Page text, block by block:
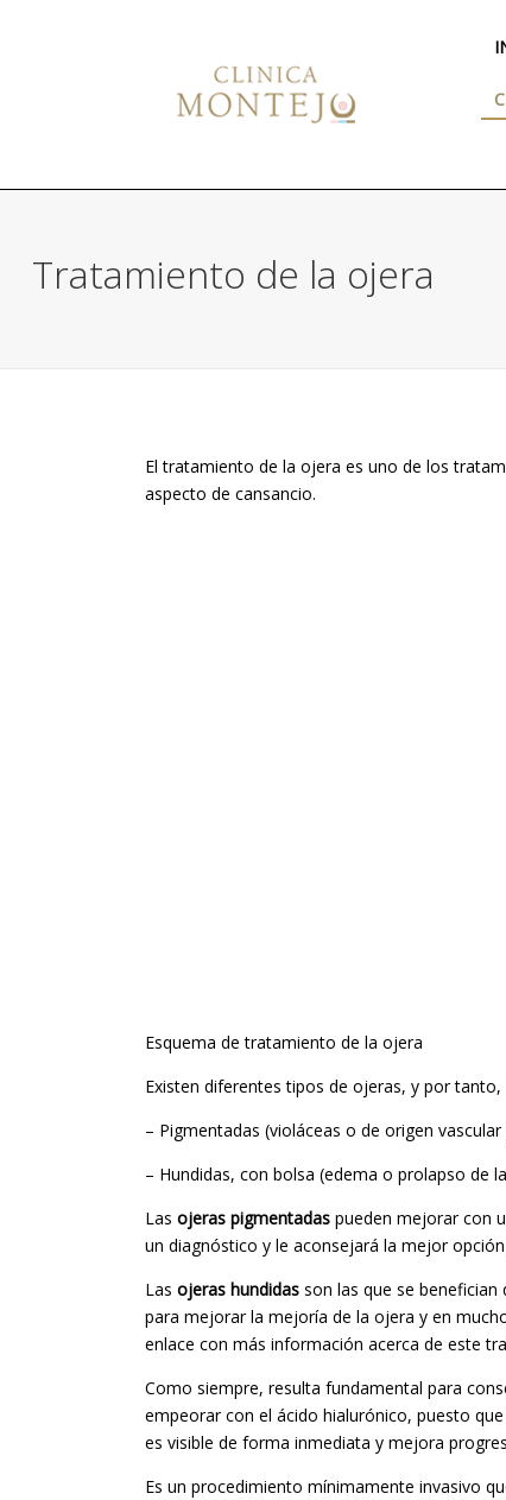
Tratamiento de la ojera
El tratamiento de la ojera es uno de los
aspecto de cansancio.
Esquema de tratamiento de la ojera
Existen diferentes tipos de ojeras, y por
– Pigmentadas (violáceas o de origen
– Hundidas, con bolsa (edema o prolapso de
Las ojeras pigmentadas pueden mejorar con
un diagnóstico y le aconsejará la mejor
Las ojeras hundidas son las que se
para mejorar la mejoría de la ojera y en
enlace con más información acerca de este
Como siempre, resulta fundamental para
empeorar con el ácido hialurónico, puesto
es visible de forma inmediata y mejora
Es un procedimiento mínimamente invasivo